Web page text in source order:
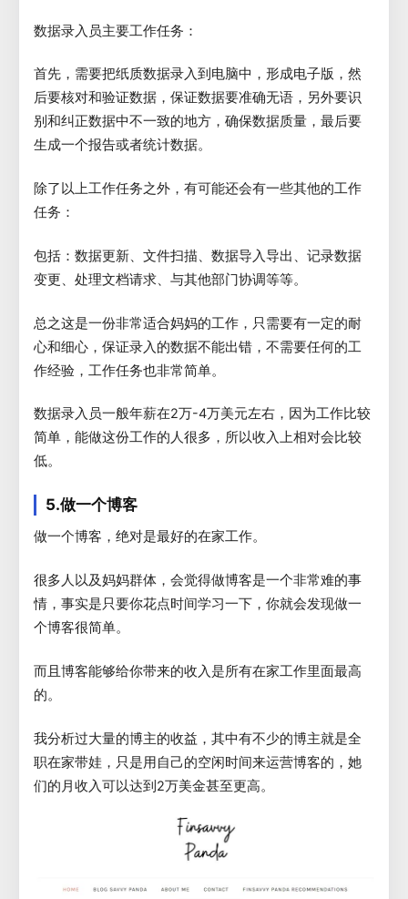
数据录入员主要工作任务：
首先，需要把纸质数据录入到电脑中，形成电子版，然
后要核对和验证数据，保证数据要准确无语，另外要识
别和纠正数据中不一致的地方，确保数据质量，最后要
生成一个报告或者统计数据。
除了以上工作任务之外，有可能还会有一些其他的工作
任务：
包括：数据更新、文件扫描、数据导入导出、记录数据
变更、处理文档请求、与其他部门协调等等。
总之这是一份非常适合妈妈的工作，只需要有一定的耐
心和细心，保证录入的数据不能出错，不需要任何的工
作经验，工作任务也非常简单。
数据录入员一般年薪在2万-4万美元左右，因为工作比较
简单，能做这份工作的人很多，所以收入上相对会比较
低。
5.做一个博客
做一个博客，绝对是最好的在家工作。
很多人以及妈妈群体，会觉得做博客是一个非常难的事
情，事实是只要你花点时间学习一下，你就会发现做一
个博客很简单。
而且博客能够给你带来的收入是所有在家工作里面最高
的。
我分析过大量的博主的收益，其中有不少的博主就是全
职在家带娃，只是用自己的空闲时间来运营博客的，她
们的月收入可以达到2万美金甚至更高。